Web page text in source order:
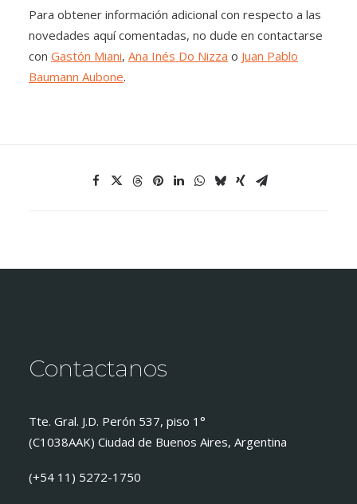
Para obtener información adicional con respecto a las
novedades aquí comentadas, no dude en contactarse
con Gastón Miani, Ana Inés Do Nizza o Juan Pablo
Baumann Aubone.
Contactanos
Tte. Gral. J.D. Perón 537, piso 1°
(C1038AAK) Ciudad de Buenos Aires, Argentina
(+54 11) 5272-1750